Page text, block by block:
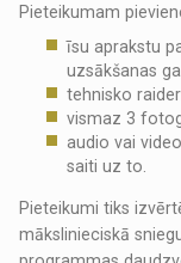
Pieteikumam
īsu aprakstu
uzsākšanas
tehnisko
vismaz 3
audio vai
saiti uz to.
Pieteikumi tiks
mākslinieciskā